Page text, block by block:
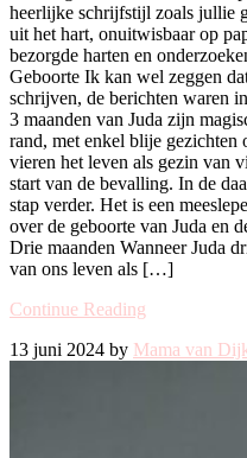
heerlijke schrijfstijl zoals jullie
uit het hart, onuitwisbaar op
bezorgde harten en
Geboorte Ik kan wel zeggen
schrijven, de berichten waren
3 maanden van Juda zijn
rand, met enkel blije gezichten
vieren het leven als gezin van
start van de bevalling. In de
stap verder. Het is een
over de geboorte van Juda en
Drie maanden Wanneer Juda
van ons leven als […]
Continue Reading
13 juni 2024 by Mama van